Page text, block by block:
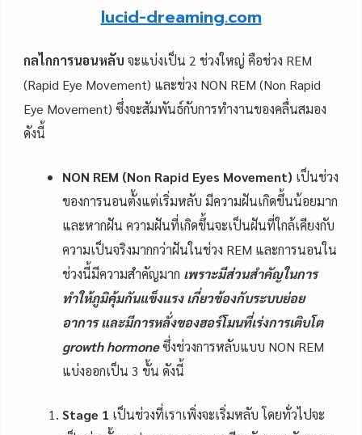
lucid-dreaming.com
กลไกการนอนหลับ จะแบ่งเป็น 2 ช่วงใหญ่ คือช่วง REM
(Rapid Eye Movement) และช่วง NON REM (Non Rapid
Eye Movement) ซึ่งจะสัมพันธ์กับการทำงานของคลื่นสมอง
ดังนี้
NON REM (Non Rapid Eyes Movement) เป็นช่วง
ของการนอนตั้งแต่เริ่มหลับ มีความฝันเกิดขึ้นน้อยมาก
และหากฝัน ความฝันที่เกิดขึ้นจะเป็นฝันที่ใกล้เคียงกับ
ความเป็นจริงมากกว่าฝันในช่วง REM และการนอนใน
ช่วงนี้มีความสำคัญมาก เพราะมีส่วนสำคัญในการ
ทำให้ภูมิคุ้มกันแข็งแรง เกี่ยวข้องกับระบบย่อย
อาการ และมีการหลั่งของฮอร์โมนที่เร่งการเติบโต
growth hormoneซึ่งช่วงการหลับแบบ NON REM
แบ่งออกเป็น 3 ขั้น ดังนี้
Stage 1 เป็นช่วงที่เราเพิ่งจะเริ่มหลับ โดยทั่วไปจะ